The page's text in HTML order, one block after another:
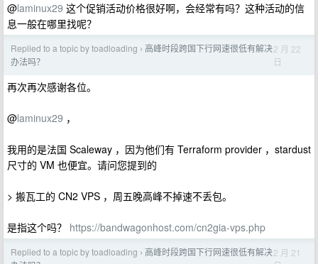
@laminux29 这个促销活动价格很好啊，会经常有吗？这种活动的信
息一般在哪里找呢？
Replied to a topic by toadloading › 高峰时段跨国下行网速很低有解决
办法吗？
2 月 22
日
再次再次感谢各位。
@laminux29 ，
我用的是法国 Scaleway ，因为他们有 Terraform provider ，stardust
尺寸的 VM 也便宜。请问您提到的
> 搬瓦工的 CN2 VPS ，周五晚高峰不掉速不丢包。
是指这个吗？ https://bandwagonhost.com/cn2gia-vps.php
Replied to a topic by toadloading › 高峰时段跨国下行网速很低有解决2 月 21